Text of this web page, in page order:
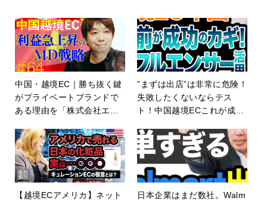
中国・越境EC｜勝ち抜く鍵
がプライベートブランドで
ある理由を「株式会社エフ
ー！【ECの未来 EP64】
”まずは出店”は非常に危険！
失敗したくないならテス
ト！中国越境ECこれが成功
【越境ECアメリカ】ネット
日本企業はまだ数社。Walm